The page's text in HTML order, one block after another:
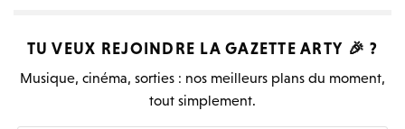
TU VEUX REJOINDRE LAGAZETTE ARTY 🎉 ?
Musique, cinéma, sorties : nos meilleurs plans du moment,
tout simplement.